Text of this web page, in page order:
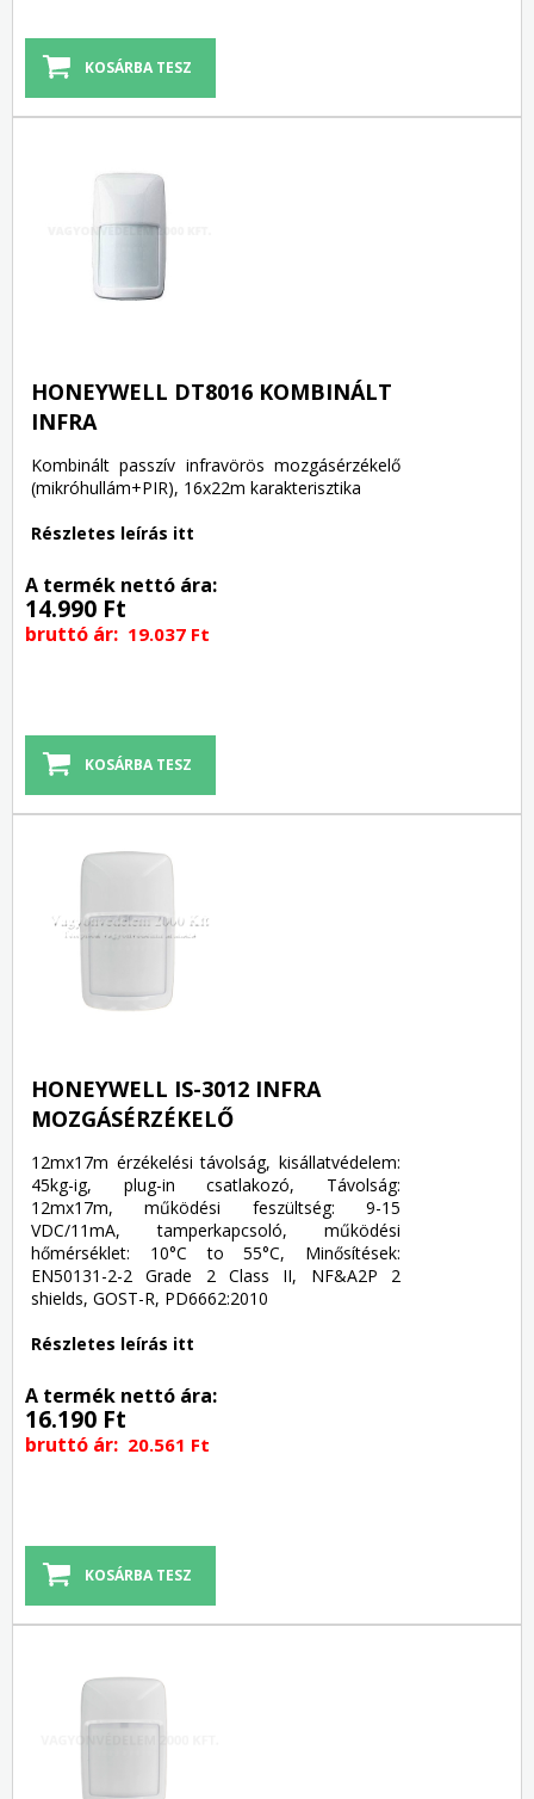
HONEYWELL DT8016 KOMBINÁLT
INFRA
Kombinált passzív infravörös mozgásérzékelő
(mikróhullám+PIR), 16x22m karakterisztika
Részletes leírás itt
A termék nettó ára:
14.990 Ft
bruttó ár: 19.037 Ft
HONEYWELL IS-3012 INFRA
MOZGÁSÉRZÉKELŐ
12mx17m érzékelési távolság, kisállatvédelem:
45kg-ig, plug-in csatlakozó, Távolság:
12mx17m, működési feszültség: 9-15
VDC/11mA, tamperkapcsoló, működési
hőmérséklet: 10°C to 55°C, Minősítések:
EN50131-2-2 Grade 2 Class II, NF&A2P 2
shields, GOST-R, PD6662:2010
Részletes leírás itt
A termék nettó ára:
16.190 Ft
bruttó ár: 20.561 Ft